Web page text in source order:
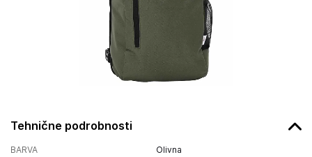
Tehnične podrobnosti
BARVA Olivna